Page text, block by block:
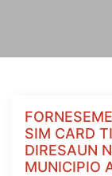
SIM CARD
DIRESAUN
MUNICIPIO